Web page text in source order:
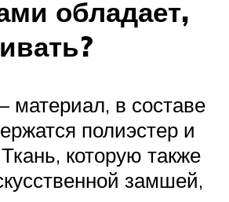
обладает,
материал, в составе
полиэстер и
которую также
замшей,